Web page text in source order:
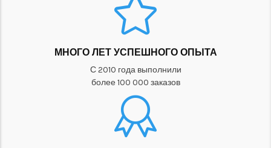
МНОГО ЛЕТ УСПЕШНОГО ОПЫТА
С 2010 года выполнили
более 100 000 заказов